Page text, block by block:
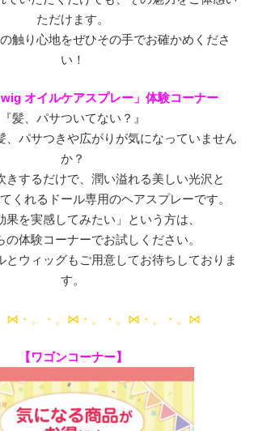
ただけます。
触り心地をぜひその手でお確かめくださ
い！
オイルケアスプレー」体験コーナー
『髪、パサついてない？』
、パサつきや広がりが気になっていません
か？
きするだけで、潤い溢れる美しい光沢と
くれるドール専用のヘアスプレーです。
果を実感してみたい」という方は、
の体験コーナーでお試しください。
とウィッグもご用意してお待ちしておりま
す。
⋈・。・。⋈・。・。⋈・。・。⋈
【ワゴンコーナー】